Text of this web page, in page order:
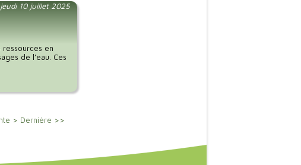
jeudi 10 juillet 2025
ressources en
de l’eau. Ces
> Dernière >>